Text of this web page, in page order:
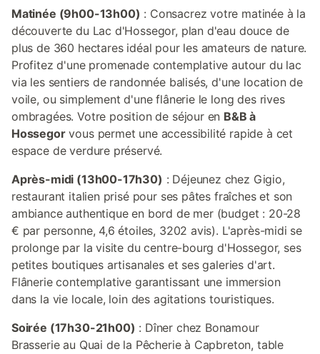
Matinée (9h00-13h00) : Consacrez votre matinée à la
découverte du Lac d'Hossegor, plan d'eau douce de
plus de 360 hectares idéal pour les amateurs de nature.
Profitez d'une promenade contemplative autour du lac
via les sentiers de randonnée balisés, d'une location de
voile, ou simplement d'une flânerie le long des rives
ombragées. Votre position de séjour en B&B à
Hossegorvous permet une accessibilité rapide à cet
espace de verdure préservé.
Après-midi (13h00-17h30) : Déjeunez chez Gigio,
restaurant italien prisé pour ses pâtes fraîches et son
ambiance authentique en bord de mer (budget : 20-28
€ par personne, 4,6 étoiles, 3202 avis). L'après-midi se
prolonge par la visite du centre-bourg d'Hossegor, ses
petites boutiques artisanales et ses galeries d'art.
Flânerie contemplative garantissant une immersion
dans la vie locale, loin des agitations touristiques.
Soirée (17h30-21h00) : Dîner chez Bonamour
Brasserie au Quai de la Pêcherie à Capbreton, table